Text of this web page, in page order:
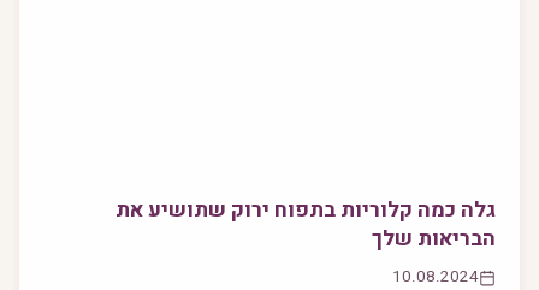
גלה כמה קלוריות בתפוח ירוק שתושיע את
הבריאות שלך
10.08.2024